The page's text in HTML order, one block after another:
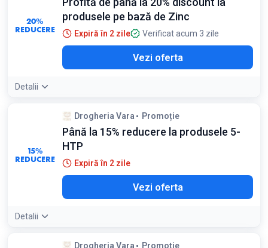
20%
REDUCERE
produsele pe bază de Zinc
Expiră în 2 zile Verificat acum 3 zile
Vezi oferta
Detalii
15%
REDUCERE
Drogheria Vara Promoție
Până la 15% reducere la produsele 5-
HTP
Expiră în 2 zile
Vezi oferta
Detalii
Drogheria Vara Promoție